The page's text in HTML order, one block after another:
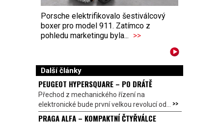
Porsche elektrifikovalo šestiválcový
boxer pro model 911. Zatímco z
pohledu marketingu byla... >>
Další články
PEUGEOT HYPERSQUARE – PO DRÁTĚ
Přechod z mechanického řízení na
elektronické bude první velkou revolucí od... >>
PRAGA ALFA – KOMPAKTNÍ ČTYŘVÁLCE